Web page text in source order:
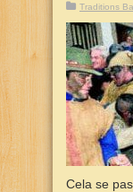
Traditions
Cela se